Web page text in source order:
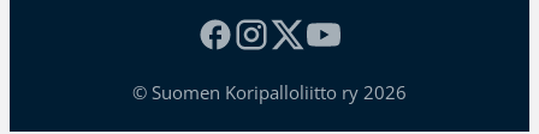
© Suomen Koripalloliitto ry 2026